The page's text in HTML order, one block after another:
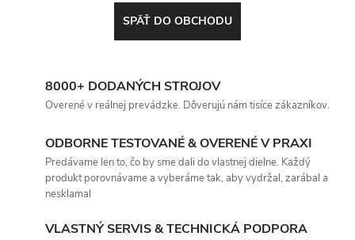
SPÄŤ DO OBCHODU
8000+ DODANÝCH STROJOV
Overené v reálnej prevádzke. Dôverujú nám tisíce zákazníkov.
ODBORNE TESTOVANÉ & OVERENÉ V PRAXI
Predávame len to, čo by sme dali do vlastnej dielne. Každý
produkt porovnávame a vyberáme tak, aby vydržal, zarábal a
nesklamal
VLASTNÝ SERVIS & TECHNICKÁ PODPORA